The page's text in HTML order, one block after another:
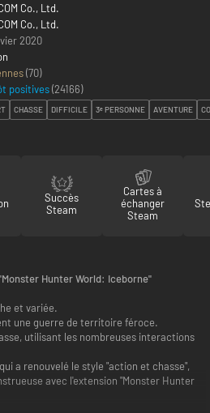
Co., Ltd.
Co., Ltd.
2020
(70)
positives(24166)
CHASSE DIFFICILE 3ᵉ PERSONNE AVENTURE
Succès
Steam
Cartes à
échanger
Steam
Hunter World: Iceborne"
et variée.
une guerre de territoire féroce.
utilisant les nombreuses interactions
a renouvelé le style "action et chasse",
avec l'extension "Monster Hunter